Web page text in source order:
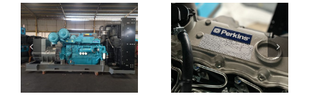
Sejarah
Mesin
Genset
Usaha
yang Wajib
Memakai